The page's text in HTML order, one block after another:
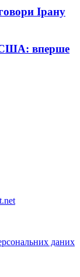
Ірану
США: вперше
даних